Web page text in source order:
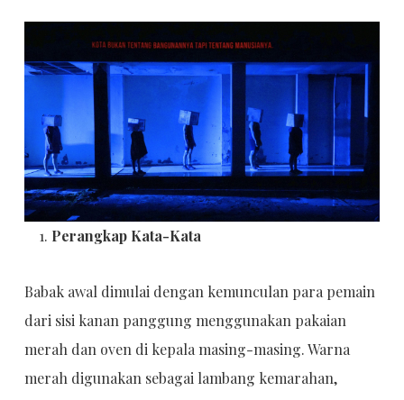
Perangkap Kata-Kata
Babak awal dimulai dengan kemunculan para pemain
dari sisi kanan panggung menggunakan pakaian
merah dan oven di kepala masing-masing. Warna
merah digunakan sebagai lambang kemarahan,